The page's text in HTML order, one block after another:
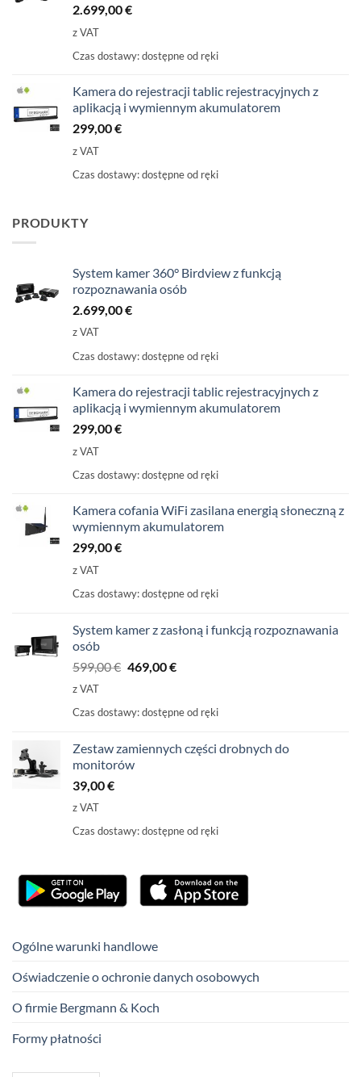
2.699,00€
z VAT
Czas dostawy:dostępne od ręki
Kamera do rejestracji tablic rejestracyjnych z
aplikacją i wymiennym akumulatorem
299,00€
z VAT
Czas dostawy:dostępne od ręki
PRODUKTY
System kamer 360° Birdview z funkcją
rozpoznawania osób
2.699,00€
z VAT
Czas dostawy:dostępne od ręki
Kamera do rejestracji tablic rejestracyjnych z
aplikacją i wymiennym akumulatorem
299,00€
z VAT
Czas dostawy:dostępne od ręki
Kamera cofania WiFi zasilana energią słoneczną z
wymiennym akumulatorem
299,00€
z VAT
Czas dostawy:dostępne od ręki
System kamer z zasłoną i funkcją rozpoznawania
osób
599,00€ Pierwotna
599,00
469,00€Aktualna
469,00
z VAT
Czas dostawy:dostępne od ręki
Zestaw zamiennych części drobnych do
monitorów
39,00€
z VAT
Czas dostawy:dostępne od ręki
Ogólne warunki handlowe
Oświadczenie o ochronie danych osobowych
O firmie Bergmann & Koch
Formy płatności